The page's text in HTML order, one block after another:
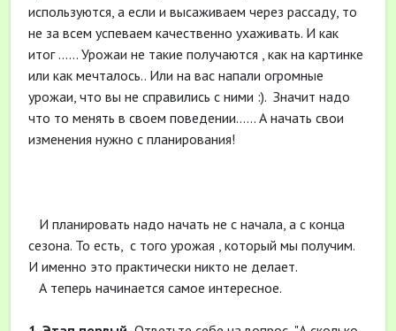
используются, а если и высаживаем через рассаду, то
не за всем успеваем качественно ухаживать. И как
итог ...... Урожаи не такие получаются , как на картинке
или как мечталось.. Или на вас напали огромные
урожаи, что вы не справились с ними :). Значит надо
что то менять в своем поведении...... А начать свои
изменения нужно с планирования!
И планировать надо начать не с начала, а с конца
сезона. То есть, с того урожая , который мы получим.
И именно это практически никто не делает.
А теперь начинается самое интересное.